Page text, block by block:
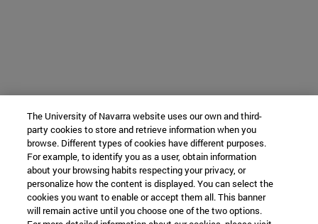
The University of Navarra website uses our own and third-
party cookies to store and retrieve information when you
browse. Different types of cookies have different purposes.
For example, to identify you as a user, obtain information
about your browsing habits respecting your privacy, or
personalize how the content is displayed. You can select the
cookies you want to enable or accept them all. This banner
will remain active until you choose one of the two options.